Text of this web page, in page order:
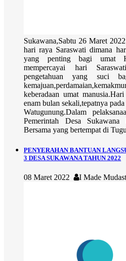
Sukawana,Sabtu 26 Maret
hari raya Saraswati dimana
yang penting bagi umat
mempercayai hari
pengetahuan yang suci
keberadaan umat
enam bulan sekali,tepatnya
Watugunung.Dalam
Pemerintah Desa Sukawana
Bersama yang bertempat di
PENYERAHAN BANTUAN
3 DESA SUKAWANA TAHUN 2022
08 Maret 2022 I Made